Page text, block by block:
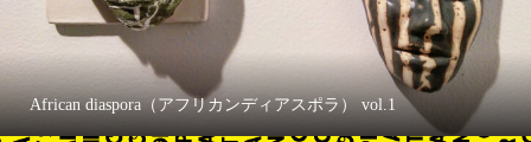
African diaspora（アフリカンディアスポラ） vol.1